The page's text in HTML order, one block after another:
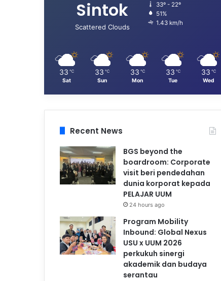
Sintok
Scattered Clouds
33º - 22º
51%
1.43 km/h
33 ℃
Sat
33 ℃
Sun
33 ℃
Mon
33 ℃
Tue
33 ℃
Wed
Recent News
BGS beyond the
boardroom: Corporate
visit beri pendedahan
dunia korporat kepada
PELAJAR UUM
24 hours ago
Program Mobility
Inbound: Global Nexus
USU x UUM 2026
perkukuh sinergi
akademik dan budaya
serantau